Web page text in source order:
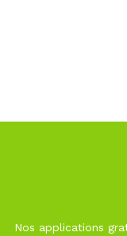
Nos applications